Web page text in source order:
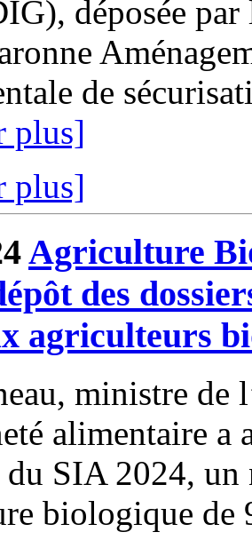
déposée
de
plus]
plus]
Agriculture
des
agriculteurs
ministre de
alimentaire a
SIA 2024,
biologique de